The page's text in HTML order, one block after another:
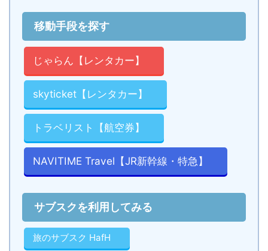
移動手段を探す
じゃらん【レンタカー】
skyticket【レンタカー】
トラベリスト【航空券】
NAVITIME Travel【JR新幹線・特急】
サブスクを利用してみる
旅のサブスク HafH